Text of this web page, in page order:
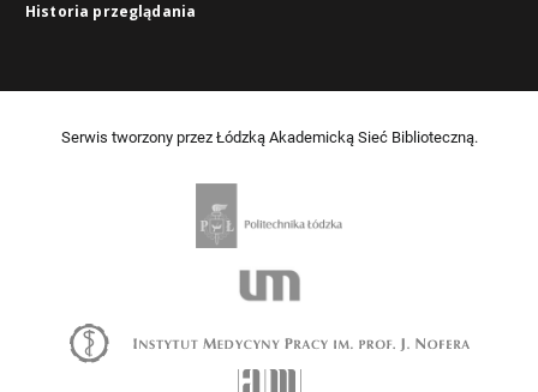
Historia przeglądania
Serwis tworzony przez Łódzką Akademicką Sieć Biblioteczną.